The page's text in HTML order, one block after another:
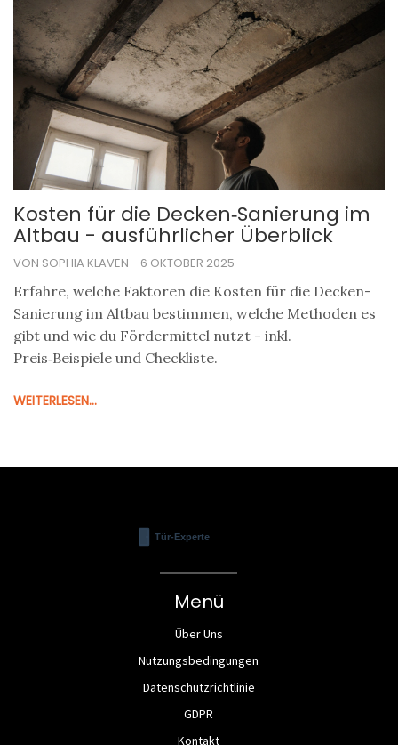
Kosten für die Decken‑Sanierung im
Altbau - ausführlicher Überblick
VON SOPHIA KLAVEN 6 OKTOBER 2025
Erfahre, welche Faktoren die Kosten für die Decken-
Sanierung im Altbau bestimmen, welche Methoden es
gibt und wie du Fördermittel nutzt - inkl.
Preis‑Beispiele und Checkliste.
WEITERLESEN...
Menü
Über Uns
Nutzungsbedingungen
Datenschutzrichtlinie
GDPR
Kontakt